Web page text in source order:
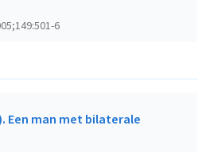
6
Een man met bilaterale